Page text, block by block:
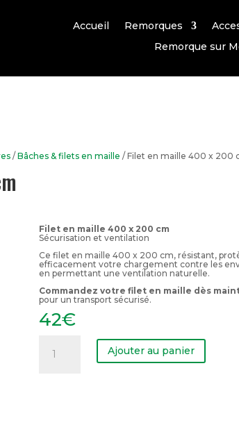
Accueil Remorques
Remorque sur
/Bâches & filets en maille / Filet en maille 400 x 200
Filet en maille 400 x 200 cm
Sécurisation et ventilation
Ce filet en maille 400 x 200 cm, résistant,
efficacement votre chargement contre les
en permettant une ventilation naturelle.
Commandez votre filet en maille dès
pour un transport sécurisé.
42€
Filet
Ajouter au panier